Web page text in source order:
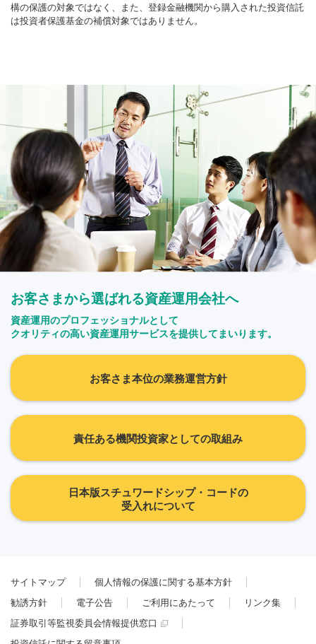
構の保護の対象ではなく、また、登録金融機関から購入された投資信託
は投資者保護基金の補償対象ではありません。
お客さまから選ばれる資産運用会社へ
資産運用のプロフェッショナルとして
クオリティの高い資産運用サービスを提供してまいります。
お客さま本位の業務運営方針
責任ある機関投資家としての取組み
日本版スチュワードシップ・コードの
受入れについて
サイトマップ
個人情報の保護に関する基本方針
勧誘方針
電子公告 ご利用にあたって
リンク集
証券取引等監視委員会情報提供窓口